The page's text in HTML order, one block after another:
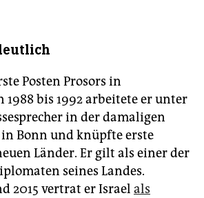
Posten Prosors in
1988 bis 1992 arbeitete er unter
in der damaligen
Bonn und knüpfte erste
Länder. Er gilt als einer der
seines Landes.
2015 vertrat er Israel als